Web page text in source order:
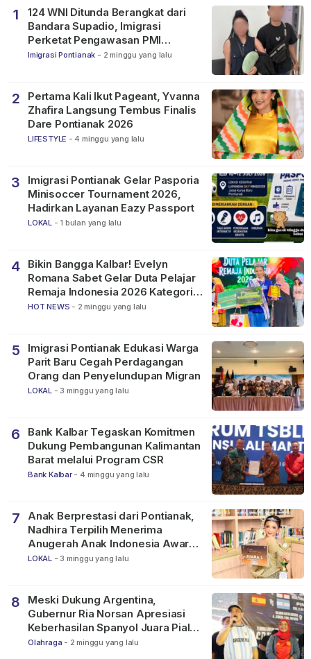
1
124 WNI Ditunda Berangkat dari
Bandara Supadio, Imigrasi
Perketat Pengawasan PMI
Nonprosedural
Imigrasi Pontianak - 2 minggu yang lalu
2
Pertama Kali Ikut Pageant, Yvanna
Zhafira Langsung Tembus Finalis
Dare Pontianak 2026
LIFESTYLE - 4 minggu yang lalu
3
Imigrasi Pontianak Gelar Pasporia
Minisoccer Tournament 2026,
Hadirkan Layanan Eazy Passport
LOKAL - 1 bulan yang lalu
4
Bikin Bangga Kalbar! Evelyn
Romana Sabet Gelar Duta Pelajar
Remaja Indonesia 2026 Kategori
SMP
HOT NEWS - 2 minggu yang lalu
5
Imigrasi Pontianak Edukasi Warga
Parit Baru Cegah Perdagangan
Orang dan Penyelundupan Migran
LOKAL - 3 minggu yang lalu
6
Bank Kalbar Tegaskan Komitmen
Dukung Pembangunan Kalimantan
Barat melalui Program CSR
Bank Kalbar - 4 minggu yang lalu
7
Anak Berprestasi dari Pontianak,
Nadhira Terpilih Menerima
Anugerah Anak Indonesia Awards
2026
LOKAL - 3 minggu yang lalu
8
Meski Dukung Argentina,
Gubernur Ria Norsan Apresiasi
Keberhasilan Spanyol Juara Piala
Dunia FIFA 2026
Olahraga - 2 minggu yang lalu